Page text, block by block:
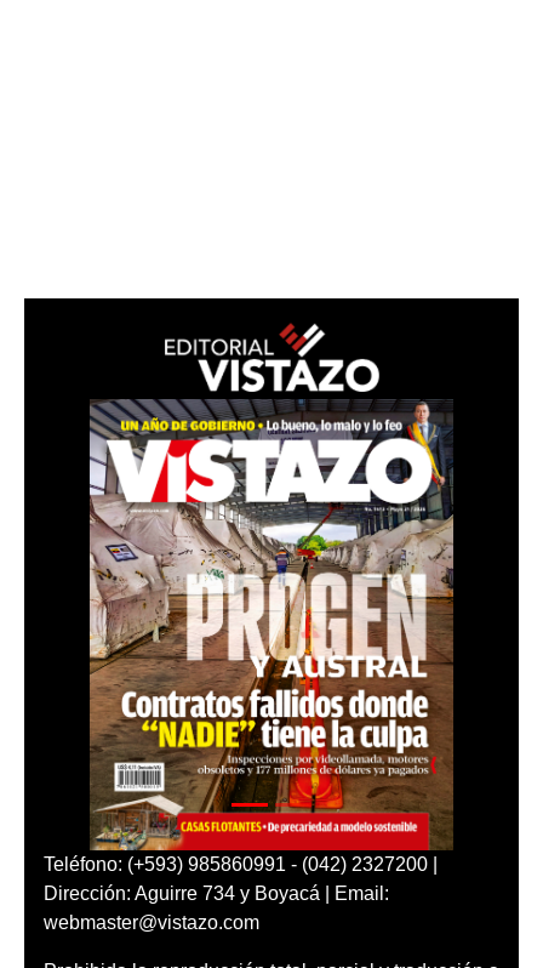
Teléfono: (+593) 985860991 - (042) 2327200 |
Dirección: Aguirre 734 y Boyacá | Email:
webmaster@vistazo.com